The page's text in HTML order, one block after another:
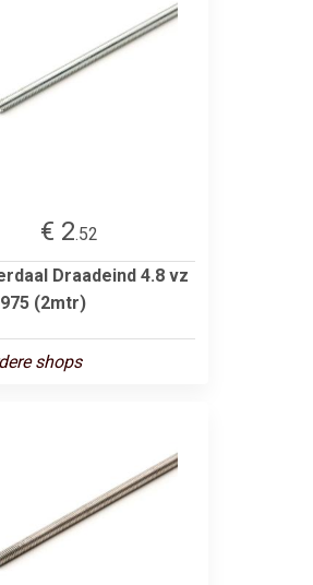
€ 2.52
Draadeind 4.8 vz
(2mtr)
shops